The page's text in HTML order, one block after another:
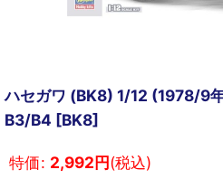
ハセガワ (BK8) 1/12 (1978/9
B3/B4 [BK8]
特価: 2,992円(税込)